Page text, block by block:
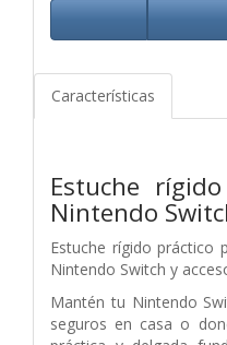
Características
Estuche
Nintendo
Estuche rígido práctico
Nintendo Switch y
Mantén tu Nintendo
seguros en casa o